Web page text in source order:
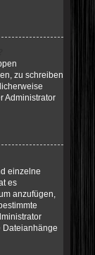
zu schreiben
Administrator
einzelne
es
anzufügen,
Dateianhänge